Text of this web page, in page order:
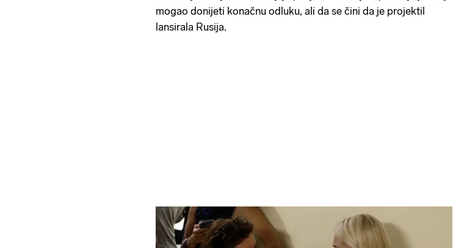
mogao donijeti konačnu odluku, ali da se čini da je projektil
lansirala Rusija.